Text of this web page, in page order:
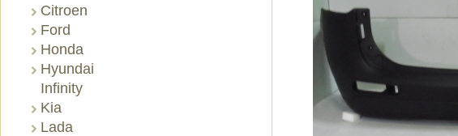
Citroen
Ford
Honda
Hyundai
Infinity
Kia
Lada